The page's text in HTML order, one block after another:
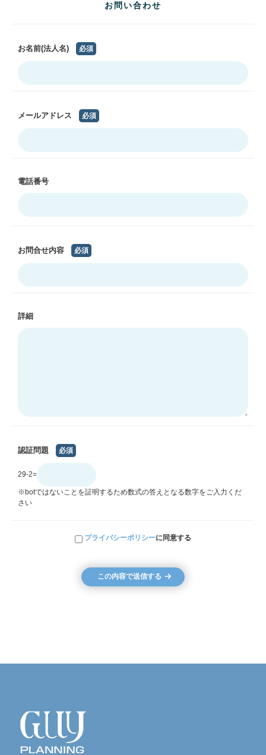
お問い合わせ
お名前(法人名) 必須
メールアドレス 必須
電話番号
お問合せ内容 必須
詳細
認証問題 必須
29-2=
※botではないことを証明するため数式の答えとなる数字をご入力くだ
さい
プライバシーポリシーに同意する
この内容で送信する